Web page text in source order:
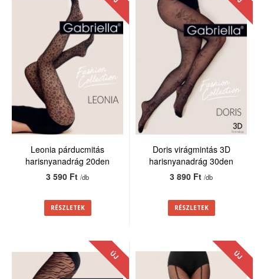
Leonia párducmitás
harisnyanadrág 20den
3 590 Ft/db
RÉSZLETEK
Doris virágmintás 3D
harisnyanadrág 30den
3 890 Ft/db
RÉSZLETEK
ÚJ ÚJ